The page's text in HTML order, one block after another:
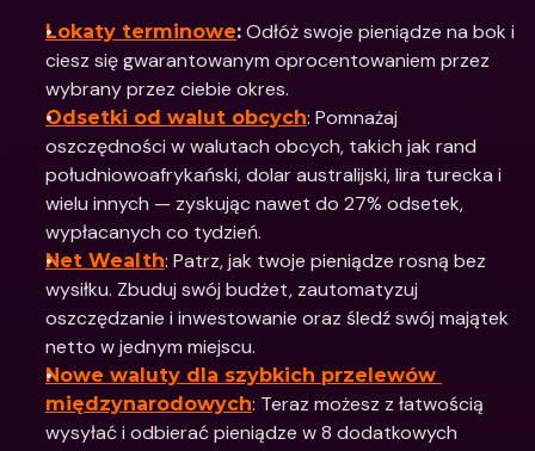
Lokaty terminowe: Odłóż swoje pieniądze na bok i
ciesz się gwarantowanym oprocentowaniem przez
wybrany przez ciebie okres.
Odsetki od walut obcych: Pomnażaj
oszczędności w walutach obcych, takich jak rand
południowoafrykański, dolar australijski, lira turecka i
wielu innych — zyskując nawet do 27% odsetek,
wypłacanych co tydzień.
Net Wealth: Patrz, jak twoje pieniądze rosną bez
wysiłku. Zbuduj swój budżet, zautomatyzuj
oszczędzanie i inwestowanie oraz śledź swój majątek
netto w jednym miejscu.
Nowe waluty dla szybkich przelewów
międzynarodowych: Teraz możesz z łatwością
wysyłać i odbierać pieniądze w 8 dodatkowych